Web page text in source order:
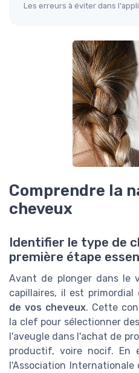
Les erreurs à éviter dans
Comprendre la
cheveux
Identifier le type de
première étape
Avant de plonger dans le
capillaires, il est primordial
de vos cheveux. Cette
la clef pour sélectionner
l'aveugle dans l'achat de
productif, voire nocif. En
l'Association Internationale